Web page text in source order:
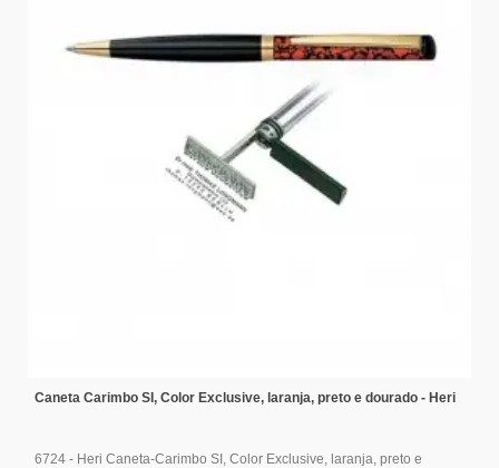
Caneta Carimbo SI, Color Exclusive, laranja, preto e dourado - Heri
6724 - Heri Caneta-Carimbo SI, Color Exclusive, laranja, preto e